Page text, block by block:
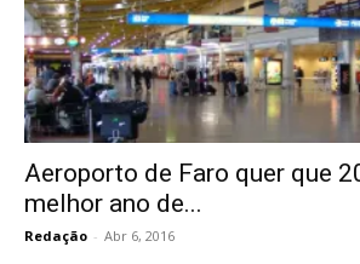
Aeroporto de Faro quer que
melhor ano de...
Redação - Abr 6, 2016